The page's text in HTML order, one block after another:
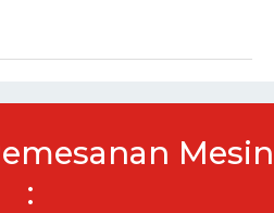
Mesin
: